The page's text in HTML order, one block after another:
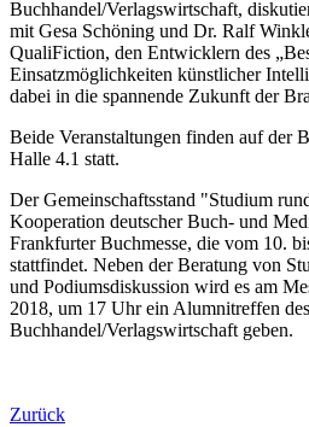
Buchhandel/Verlagswirtschaft,
mit Gesa Schöning und Dr. Ralf
QualiFiction, den Entwicklern des
Einsatzmöglichkeiten künstlicher
dabei in die spannende Zukunft der
Beide Veranstaltungen finden auf der
Halle 4.1 statt.
Der Gemeinschaftsstand "Studium
Kooperation deutscher Buch- und
Frankfurter Buchmesse, die vom 10.
stattfindet. Neben der Beratung von
und Podiumsdiskussion wird es am
2018, um 17 Uhr ein Alumnitreffen
Buchhandel/Verlagswirtschaft geben.
Zurück